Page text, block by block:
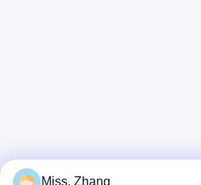
Miss. Zhang